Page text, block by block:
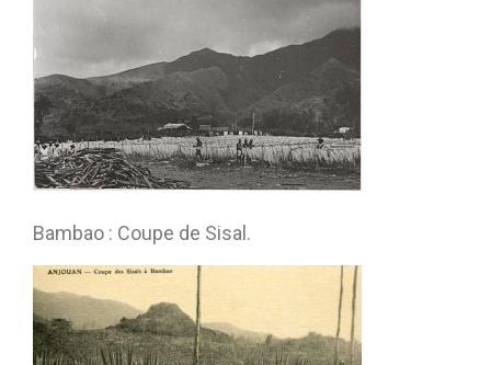
Bambao : Coupe de Sisal.